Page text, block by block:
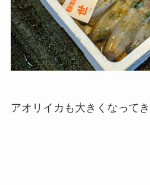
アオリイカも大きくなって